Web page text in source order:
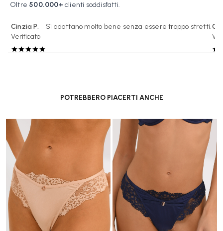
Oltre 500.000+ clienti soddisfatti.
Cinzia P.
Verificato
Si adattano molto bene senza essere troppo stretti.
POTREBBERO PIACERTI ANCHE